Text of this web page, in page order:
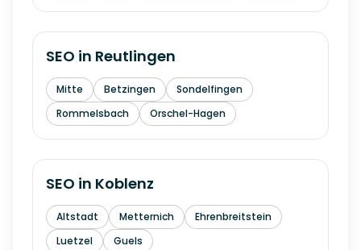
SEO in Reutlingen
Mitte Betzingen
Sondelfingen
Rommelsbach
Orschel-Hagen
SEO in Koblenz
Altstadt Metternich
Ehrenbreitstein
Luetzel
Guels